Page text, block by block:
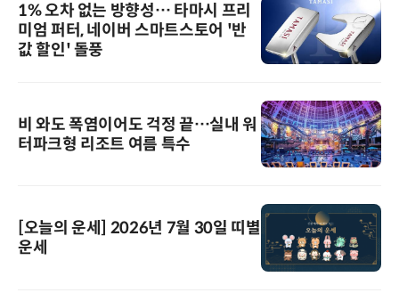
1% 오차 없는 방향성… 타마시 프리
미엄 퍼터, 네이버 스마트스토어 '반
값 할인' 돌풍
비 와도 폭염이어도 걱정 끝…실내 워
터파크형 리조트 여름 특수
[오늘의 운세] 2026년 7월 30일 띠별
운세